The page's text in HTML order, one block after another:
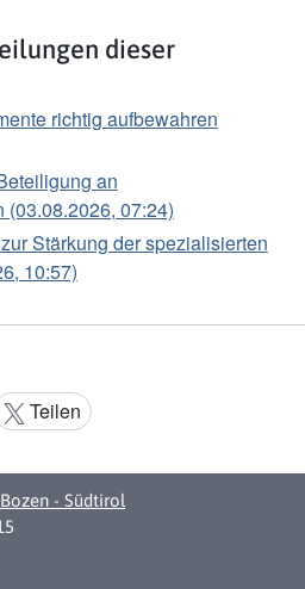
dieser
richtig aufbewahren
an
07:24)
Stärkung der spezialisierten
10:57)
Teilen
- Südtirol